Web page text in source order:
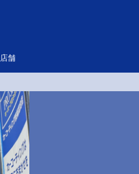
店舗